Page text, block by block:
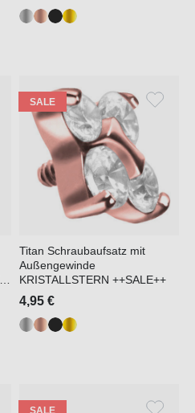
SALE
Titan Schraubaufsatz mit
Außengewinde
KRISTALLSTERN ++SALE++
4,95 €
SALE